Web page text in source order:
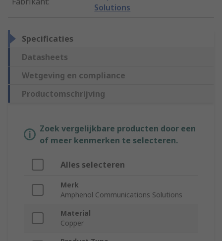
Solutions
Specificaties
Datasheets
Wetgeving en compliance
Productomschrijving
Zoek vergelijkbare producten door een
of meer kenmerken te selecteren.
Alles selecteren
Merk
Amphenol Communications Solutions
Material
Copper